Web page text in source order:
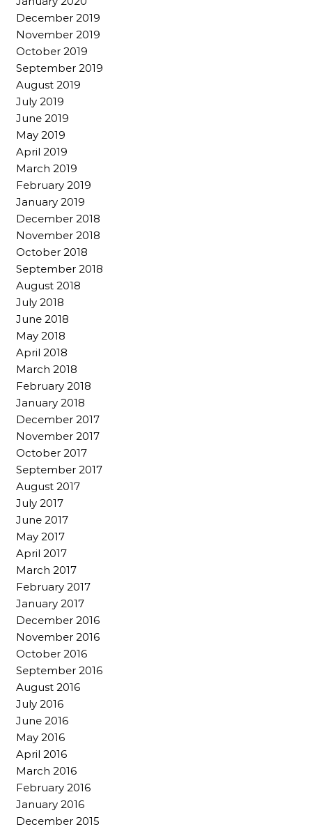
December 2019
November 2019
October 2019
September 2019
August 2019
July 2019
June 2019
May 2019
April 2019
March 2019
February 2019
January 2019
December 2018
November 2018
October 2018
September 2018
August 2018
July 2018
June 2018
May 2018
April 2018
March 2018
February 2018
January 2018
December 2017
November 2017
October 2017
September 2017
August 2017
July 2017
June 2017
May 2017
April 2017
March 2017
February 2017
January 2017
December 2016
November 2016
October 2016
September 2016
August 2016
July 2016
June 2016
May 2016
April 2016
March 2016
February 2016
January 2016
December 2015